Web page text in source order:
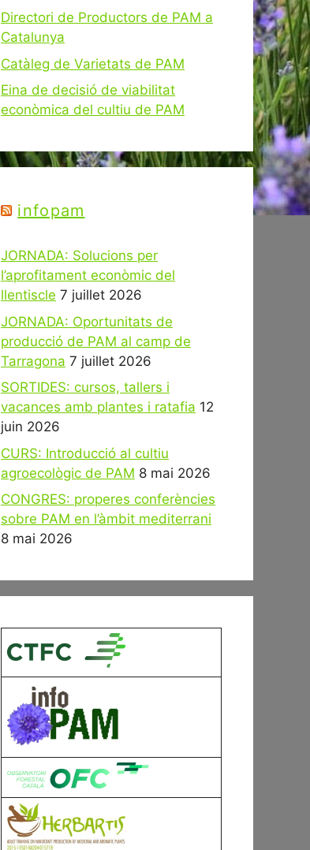
Directori de Productors de PAM a
Catalunya
Catàleg de Varietats de PAM
Eina de decisió de viabilitat
econòmica del cultiu de PAM
infopam
JORNADA: Solucions per
l’aprofitament econòmic del
llentiscle 7 juillet 2026
JORNADA: Oportunitats de
producció de PAM al camp de
Tarragona 7 juillet 2026
SORTIDES: cursos, tallers i
vacances amb plantes i ratafia 12
juin 2026
CURS: Introducció al cultiu
agroecològic de PAM 8 mai 2026
CONGRES: properes conferències
sobre PAM en l’àmbit mediterrani
8 mai 2026